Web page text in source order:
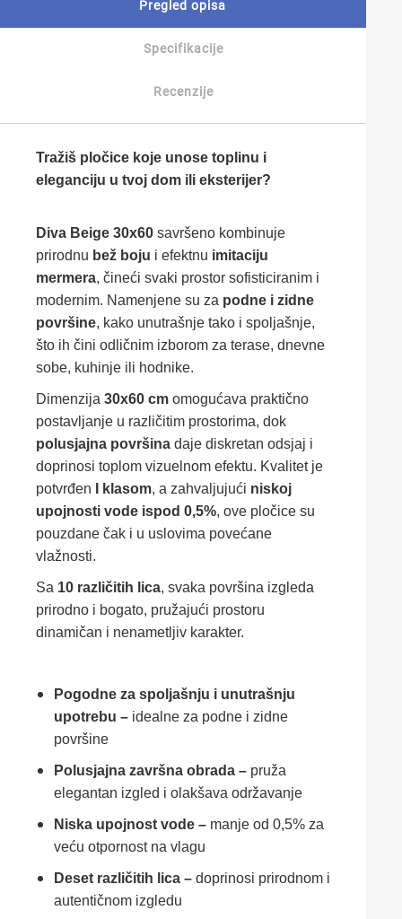
Pregled opisa
Specifikacije
Recenzije
Tražiš pločice koje unose toplinu i
eleganciju u tvoj dom ili eksterijer?
Diva Beige 30x60 savršeno kombinuje
prirodnu bež boju i efektnu imitaciju
mermera, čineći svaki prostor sofisticiranim i
modernim. Namenjene su za podne i zidne
površine, kako unutrašnje tako i spoljašnje,
što ih čini odličnim izborom za terase, dnevne
sobe, kuhinje ili hodnike.
Dimenzija 30x60 cm omogućava praktično
postavljanje u različitim prostorima, dok
polusjajna površina daje diskretan odsjaj i
doprinosi toplom vizuelnom efektu. Kvalitet je
potvrđen
I klasom, a zahvaljujući niskoj
upojnosti vode ispod 0,5%, ove pločice su
pouzdane čak i u uslovima povećane
vlažnosti.
Sa 10 različitih lica, svaka površina izgleda
prirodno i bogato, pružajući prostoru
dinamičan i nenametljiv karakter.
Pogodne za spoljašnju i unutrašnju
upotrebu – idealne za podne i zidne
površine
Polusjajna završna obrada – pruža
elegantan izgled i olakšava održavanje
Niska upojnost vode – manje od 0,5% za
veću otpornost na vlagu
Deset različitih lica – doprinosi prirodnom i
autentičnom izgledu